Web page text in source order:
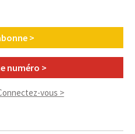
>
numéro >
vous >